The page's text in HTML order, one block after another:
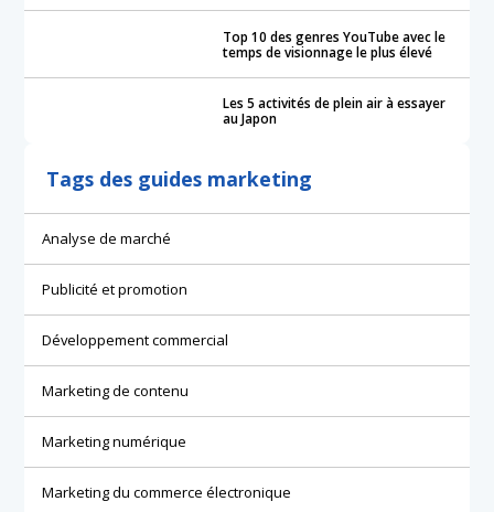
Top 10 des genres YouTube avec le
temps de visionnage le plus élevé
Les 5 activités de plein air à essayer
au Japon
Tags des guides marketing
Analyse de marché
Publicité et promotion
Développement commercial
Marketing de contenu
Marketing numérique
Marketing du commerce électronique